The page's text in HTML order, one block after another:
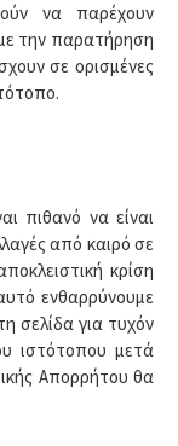
να παρέχουν
την παρατήρηση
σε ορισμένες
πιθανό να είναι
από καιρό σε
κρίση
ενθαρρύνουμε
σελίδα για τυχόν
ιστότοπου μετά
Απορρήτου θα